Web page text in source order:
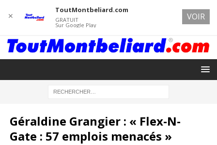
Géraldine Grangier : « Flex-N-
Gate : 57 emplois menacés »
✕
ToutMontbeliard.com
GRATUIT
Sur Google Play
VOIR